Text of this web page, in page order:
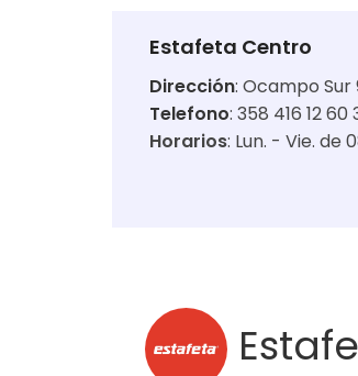
Estafeta Centro
Dirección: Ocampo Sur
Telefono: 358 416 12 60
Horarios: Lun. - Vie. de